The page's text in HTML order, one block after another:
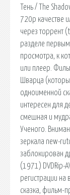
Тень / The
720p качестве
через торрент
разделе
просмотра, к
или плеер.
Шварца
одноименной
интересен для
смешная и
Ученого.
зеркала new-
заблокирован
(1971) DVDRip-
регистрации
сказка, фильм-